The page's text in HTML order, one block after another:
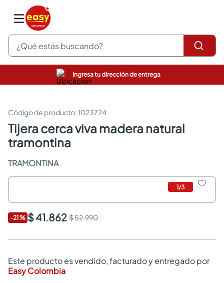
¿Qué estás buscando?
Ingresa tu dirección de entrega
:1023724
tijera cerca viva madera natural
tramontina
TRAMONTINA
1/3
-21% $ 41.862$ 52.990
Este producto es vendido, facturado y entregado por
Easy Colombia
pinturas
sanitarios
comedor
escritorio
armarios closet
comedores